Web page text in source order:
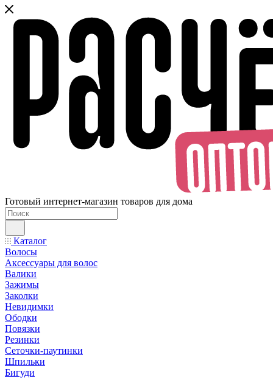
Готовый интернет-магазин товаров для дома
Каталог
Волосы
Аксессуары для волос
Валики
Зажимы
Заколки
Невидимки
Ободки
Повязки
Резинки
Сеточки-паутинки
Шпильки
Бигуди